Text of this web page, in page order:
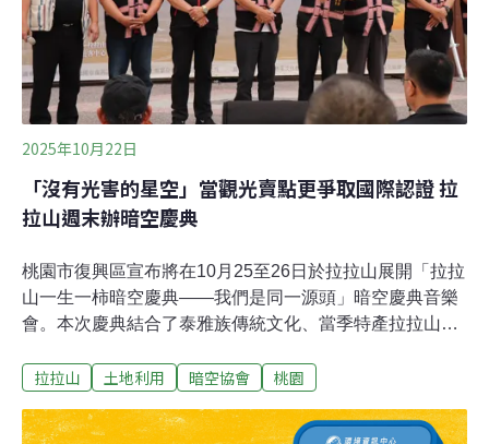
2025年10月22日
「沒有光害的星空」當觀光賣點更爭取國際認證 拉
拉山週末辦暗空慶典
桃園市復興區宣布將在10月25至26日於拉拉山展開「拉拉
山一生一柿暗空慶典——我們是同一源頭」暗空慶典音樂
會。本次慶典結合了泰雅族傳統文化、當季特產拉拉山甜
地區爭取成為全台灣第二個由國際暗空協會認證的場域。
出席表達支持，包含原住民族委員會、桃園市政府原民
拉拉山 土地利用 暗空協會 桃園